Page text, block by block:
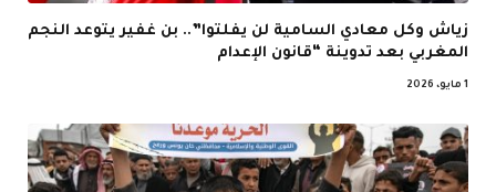
زياش وكل معادي السامية لن يفلتوا”.. بن غفير يتوعد النجم
المغربي بعد تدوينة “قانون الإعدام
1 مايو، 2026